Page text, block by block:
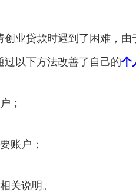
业贷款时遇到了困难，
以下方法改善了自己的个
；
账户；
关说明。